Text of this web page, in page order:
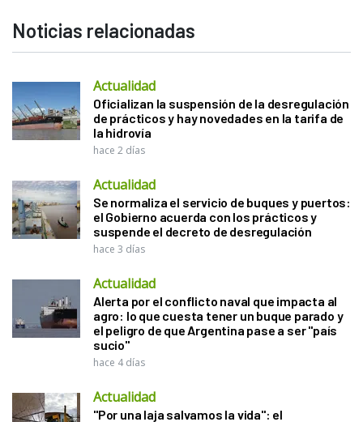
Noticias relacionadas
Actualidad
Oficializan la suspensión de la desregulación
de prácticos y hay novedades en la tarifa de
la hidrovía
hace 2 días
Actualidad
Se normaliza el servicio de buques y puertos:
el Gobierno acuerda con los prácticos y
suspende el decreto de desregulación
hace 3 días
Actualidad
Alerta por el conflicto naval que impacta al
agro: lo que cuesta tener un buque parado y
el peligro de que Argentina pase a ser "país
sucio"
hace 4 días
Actualidad
"Por una laja salvamos la vida": el